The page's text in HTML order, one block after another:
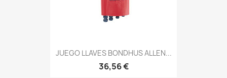
JUEGO LLAVES BONDHUS ALLEN...
36,56 €